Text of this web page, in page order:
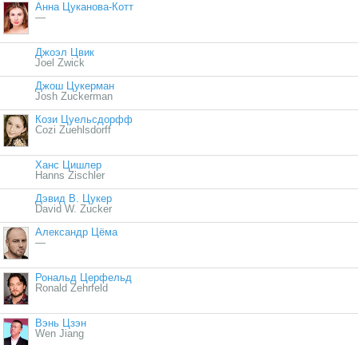
Анна Цуканова-Котт
—
Джоэл Цвик
Joel Zwick
Джош Цукерман
Josh Zuckerman
Кози Цуельсдорфф
Cozi Zuehlsdorff
Ханс Цишлер
Hanns Zischler
Дэвид В. Цукер
David W. Zucker
Александр Цёма
—
Рональд Церфельд
Ronald Zehrfeld
Вэнь Цзэн
Wen Jiang